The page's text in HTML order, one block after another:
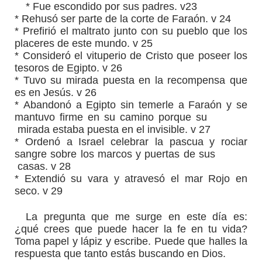
* Fue escondido por sus padres. v23
* Rehusó ser parte de la corte de Faraón. v 24
* Prefirió el maltrato junto con su pueblo que los
placeres de este mundo. v 25
* Consideró el vituperio de Cristo que poseer los
tesoros de Egipto. v 26
* Tuvo su mirada puesta en la recompensa que
es en Jesús. v 26
* Abandonó a Egipto sin temerle a Faraón y se
mantuvo firme en su camino porque su
mirada estaba puesta en el invisible. v 27
* Ordenó a Israel celebrar la pascua y rociar
sangre sobre los marcos y puertas de sus
casas. v 28
* Extendió su vara y atravesó el mar Rojo en
seco. v 29
La pregunta que me surge en este día es:
¿qué crees que puede hacer la fe en tu vida?
Toma papel y lápiz y escribe. Puede que halles la
respuesta que tanto estás buscando en Dios.